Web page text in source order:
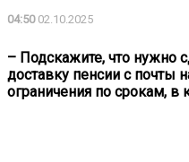
04:5002.10.2025
– Подскажите, что нужно
доставку пенсии с почты
ограничения по срокам, в